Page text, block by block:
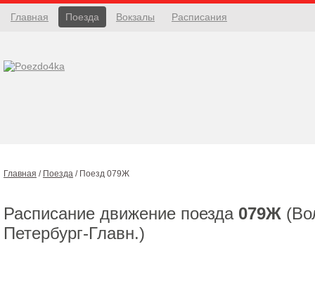
Главная Поезда Вокзалы Расписания
Главная / Поезда / Поезд 079Ж
Расписание движение поезда 079Ж
Петербург-Главн.)